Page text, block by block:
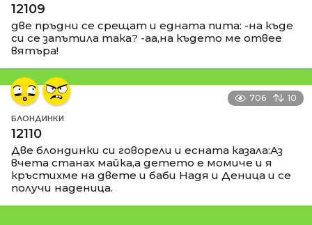
12109
две пръдни се срещат и едната пита: -на къде
си се запътила така? -аа,на където ме отвее
вятъра!
706 10
БЛОНДИНКИ
12110
Две блондинки си говорели и есната казала:Аз
вчета станах майка,а детето е момиче и я
кръстихме на двете и баби Надя и Деница и се
получи наденица.